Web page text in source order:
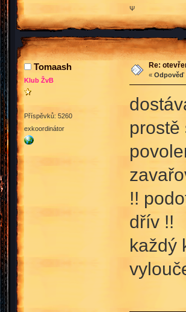
Ψ
Tomaash
Klub ŽvB
Příspěvků: 5260
exkoordinátor
Re:
« Odpověď
prostě
!!
dřív !!
každý